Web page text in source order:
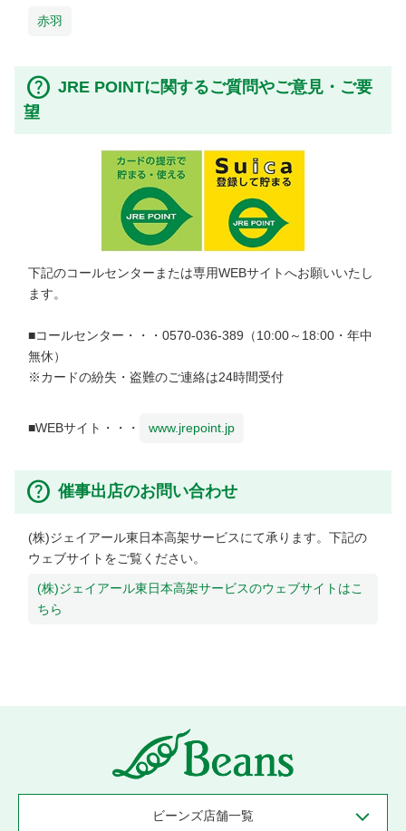
赤羽
JRE POINTに関するご質問やご意見・ご要
望
下記のコールセンターまたは専用WEBサイトへお願いいたし
ます。
■コールセンター・・・0570-036-389（10:00～18:00・年中
無休）
※カードの紛失・盗難のご連絡は24時間受付
■WEBサイト・・・ www.jrepoint.jp
催事出店のお問い合わせ
(株)ジェイアール東日本高架サービスにて承ります。下記の
ウェブサイトをご覧ください。
(株)ジェイアール東日本高架サービスのウェブサイトはこ
ちら
ビーンズ店舗一覧